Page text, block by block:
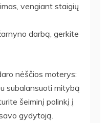
vengiant staigių
darbą, gerkite
nėščios moterys:
subalansuoti mitybą
šeiminį polinkį į
gydytoją.